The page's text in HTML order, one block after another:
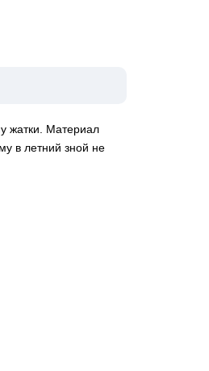
жатки. Материал
в летний зной не